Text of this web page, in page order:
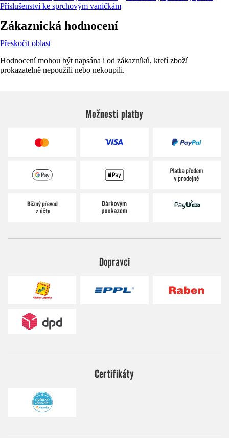
Příslušenství ke sprchovým vaničkám
Zákaznická hodnocení
Přeskočit oblast
Hodnocení mohou být napsána i od zákazníků, kteří zboží
prokazatelně nepoužili nebo nekoupili.
Možnosti platby
Dopravci
Certifikáty